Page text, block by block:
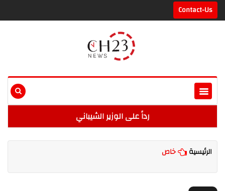
Contact-Us
رداً على الوزير الشيباني
الرئيسية خاص